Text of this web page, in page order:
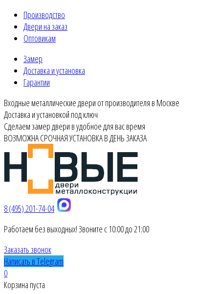
Производство
Двери на заказ
Оптовикам
Замер
Доставка и установка
Гарантии
Входные металлические двери от производителя в Москве
Доставка и установкой под ключ
Сделаем замер двери в удобное для вас время
ВОЗМОЖНА СРОЧНАЯ УСТАНОВКА В ДЕНЬ ЗАКАЗА
8 (495) 201-74-04
Работаем без выходных! Звоните с 10:00 до 21:00
Заказать звонок
Написать в Telegram
0
Корзина пуста